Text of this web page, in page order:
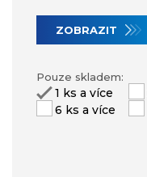
ZOBRAZIT
Pouze skladem:
1 ks a více
6 ks a více